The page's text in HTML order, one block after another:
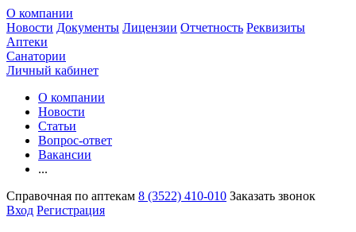
О компании
Новости Документы Лицензии Отчетность Реквизиты
Аптеки
Санатории
Личный кабинет
О компании
Новости
Статьи
Вопрос-ответ
Вакансии
...
Справочная по аптекам 8 (3522) 410-010 Заказать звонок
Вход Регистрация